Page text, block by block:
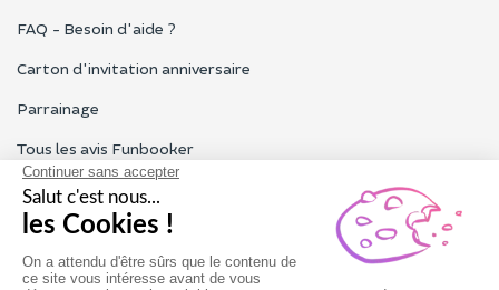
FAQ - Besoin d'aide ?
Carton d'invitation anniversaire
Parrainage
Tous les avis Funbooker
Particuliers, entreprises, professionnels
Notre service client est ouvert du lundi au vendredi de 9h à 18h